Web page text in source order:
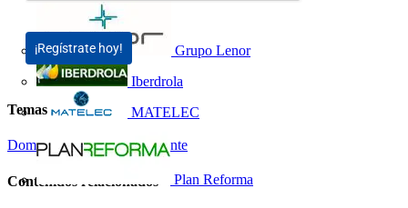
Grupo Lenor
Iberdrola
MATELEC
Plan Reforma
¡Regístrate hoy!
Temas
Domótica y Edificio Inteligente
Contenidos relacionados